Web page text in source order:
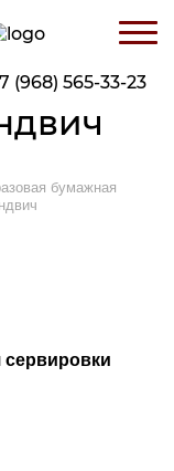
(968) 565-33-23
бумажная